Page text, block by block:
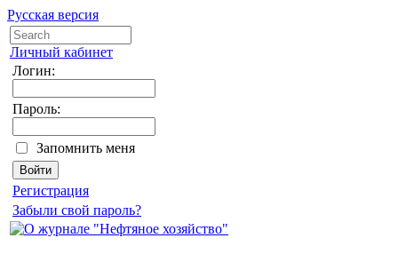
Русская версия
Личный кабинет
Логин:
Пароль:
Запомнить меня
Регистрация
Забыли свой пароль?